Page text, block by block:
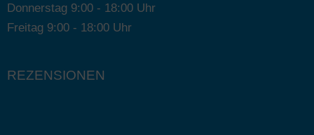
Donnerstag 9:00 - 18:00 Uhr
Freitag 9:00 - 18:00 Uhr
REZENSIONEN